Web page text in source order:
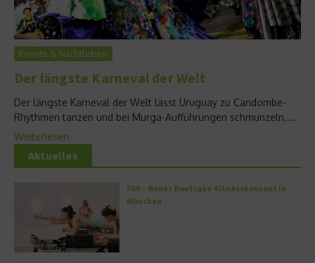
Events & Nachtleben
Der längste Karneval der Welt
Der längste Karneval der Welt lässt Uruguay zu Candombe-
Rhythmen tanzen und bei Murga-Aufführungen schmunzeln....
Weiterlesen
Aktuelles
FS8 – Neues Boutique-Fitnesskonzept in
München